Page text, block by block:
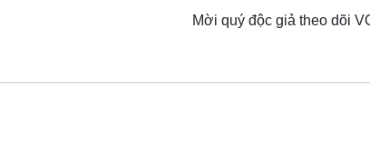
Mời quý độc giả theo dõi